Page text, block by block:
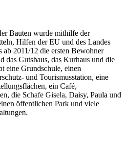
Bauten wurde mithilfe der
Hilfen der EU und des Landes
ab 2011/12 die ersten Bewohner
das Gutshaus, das Kurhaus und die
eine Grundschule, einen
und Tourismusstation, eine
ein Café,
die Schafe Gisela, Daisy, Paula und
öffentlichen Park und viele